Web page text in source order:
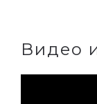
Видео